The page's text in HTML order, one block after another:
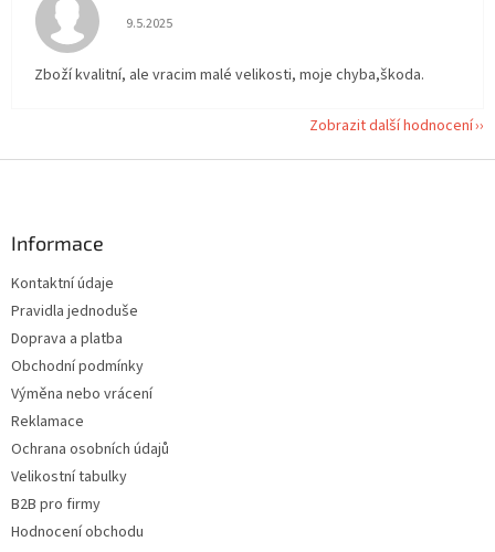
Hodnocení obchodu je 5 z 5 hvězdiček.
9.5.2025
Zboží kvalitní, ale vracim malé velikosti, moje chyba,škoda.
Zobrazit další hodnocení
Informace
Kontaktní údaje
Pravidla jednoduše
Doprava a platba
Obchodní podmínky
Výměna nebo vrácení
Reklamace
Ochrana osobních údajů
Velikostní tabulky
B2B pro firmy
Hodnocení obchodu